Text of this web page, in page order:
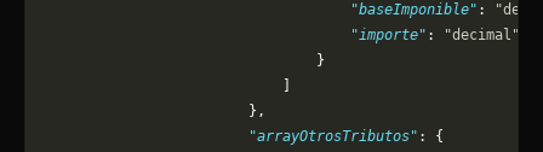
                                    "baseImponible"
:
                                    "importe"
:
"decimal"
                                }
                        },
                        "arrayOtrosTributos"
: {